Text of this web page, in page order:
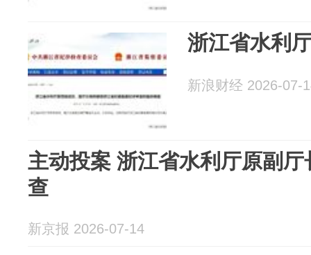
浙江省水利
新浪财经 2026-07-
主动投案 浙江省水利厅原副
查
新京报 2026-07-14